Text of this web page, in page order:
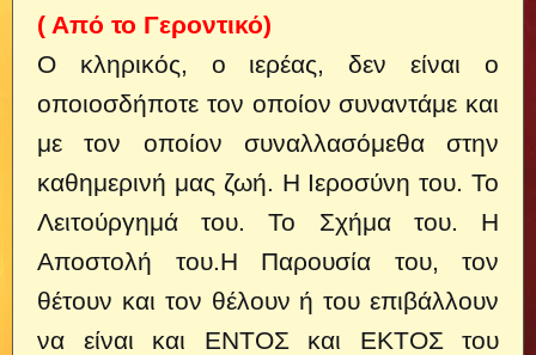
( Από το Γεροντικό)
Ο κληρικός, ο ιερέας, δεν είναι ο
οποιοσδήποτε τον οποίον συναντάμε και
με τον οποίον συναλλασόμεθα στην
καθημερινή μας ζωή. Η Ιεροσύνη του. Το
Λειτούργημά του. Το Σχήμα του. Η
Αποστολή του.Η Παρουσία του, τον
θέτουν και τον θέλουν ή του επιβάλλουν
να είναι και ΕΝΤΟΣ και ΕΚΤΟΣ του